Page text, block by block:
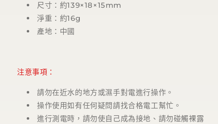
尺寸：約139×18×15mm
淨重：約16g
產地：中國
注意事項：
請勿在近水的地方或濕手對電進行操作。
操作使用如有任何疑問請找合格電工幫忙。
進行測電時，請勿使自己成為接地、請勿碰觸裸露